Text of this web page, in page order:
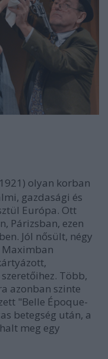
olyan korban
gazdasági és
Európa. Ott
Párizsban, ezen
Jól nősült, négy
Maximban
Több,
azonban szinte
"Belle Époque-
betegség után, a
meg egy